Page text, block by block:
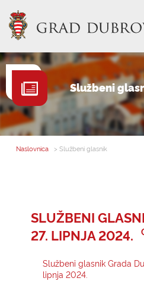
GRADSKA
GRADONAČELNIK
MJESNA
E-
Službeni
Naslovnica > Službeni glasnik
SLUŽBENI
27. LIPNJA 2024.
Službeni glasnik Grada
lipnja 2024.